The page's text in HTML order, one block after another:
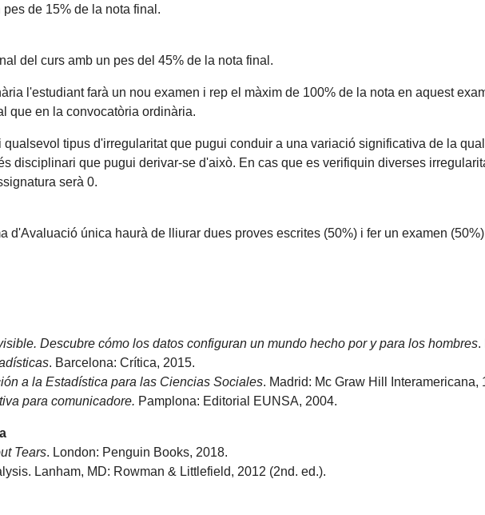
de 15% de la nota final.
del curs amb un pes del 45% de la nota final.
l'estudiant farà un nou examen i rep el màxim de 100% de la nota en aquest
que en la convocatòria ordinària.
qualsevol tipus d'irregularitat que pugui conduir a una variació significativa de la
disciplinari que pugui derivar-se d'això. En cas que es verifiquin diverses
serà 0.
d'Avaluació única haurà de lliurar dues proves escrites (50%) i fer un examen
Descubre cómo los datos configuran un mundo hecho por y para los hombres.
. Barcelona: Crítica, 2015.
a la Estadística para las Ciencias Sociales. Madrid: Mc Graw Hill Interamericana,
para comunicadore. Pamplona: Editorial EUNSA, 2004.
Tears. London: Penguin Books, 2018.
Lanham, MD: Rowman & Littlefield, 2012 (2nd. ed.).